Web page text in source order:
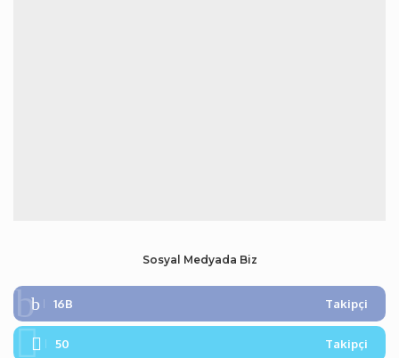
Sosyal Medyada Biz
16B Takipçi
50 Takipçi